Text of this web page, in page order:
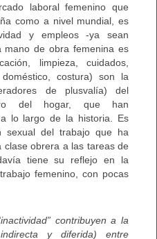
laboral femenino que
como a nivel mundial, es
y empleos -ya sean
mano de obra femenina es
limpieza, cuidados,
costura) son la
de plusvalía) del
del hogar, que han
lo largo de la historia. Es
sexual del trabajo que ha
obrera a las tareas de
tiene su reflejo en la
femenino, con pocas
contribuyen a la
y diferida) entre